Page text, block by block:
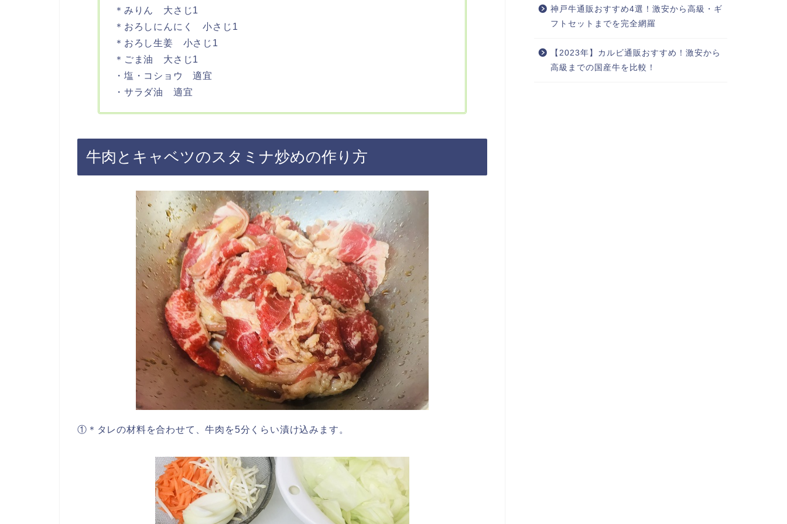
＊みりん 大さじ1
＊おろしにんにく 小さじ1
＊おろし生姜 小さじ1
＊ごま油 大さじ1
・塩・コショウ 適宜
・サラダ油 適宜
牛肉とキャベツのスタミナ炒めの作り方
①＊タレの材料を合わせて、牛肉を5分くらい漬け込みます。
神戸牛通販おすすめ4選！激安から高級・ギ
フトセットまでを完全網羅
【2023年】カルビ通販おすすめ！激安から
高級までの国産牛を比較！